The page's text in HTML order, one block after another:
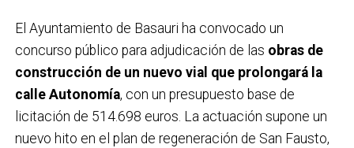
El Ayuntamiento de Basauri ha convocado un
concurso público para adjudicación de las obras de
construcción de un nuevo vial que prolongará la
calle Autonomía, con un presupuesto base de
licitación de 514.698 euros. La actuación supone un
nuevo hito en el plan de regeneración de San Fausto,